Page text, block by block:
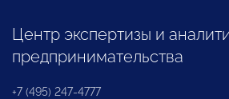
Центр экспертизы и
предпринимательства
+7 (495) 247-4777